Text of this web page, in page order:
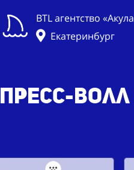
BTL агентство
Екатеринбург
Пресс-волл